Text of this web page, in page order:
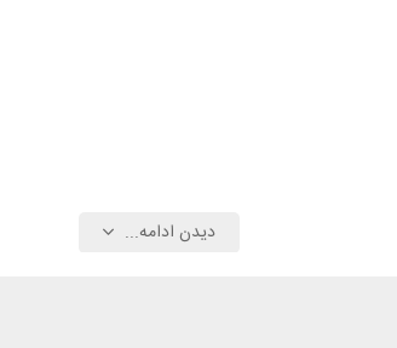
دیدن ادامه...